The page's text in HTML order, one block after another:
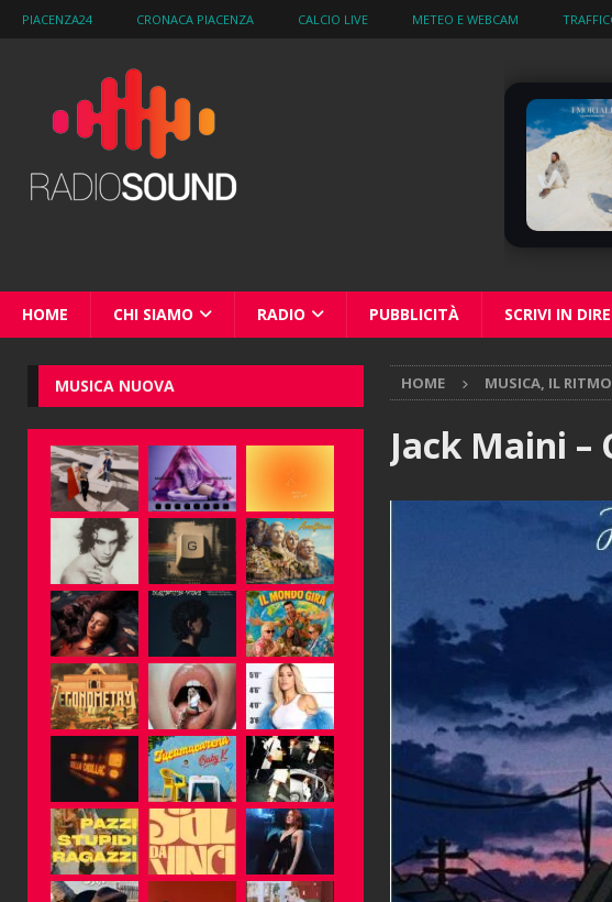
PIACENZA24 CRONACA PIACENZA CALCIO LIVE METEO E WEBCAM
HOME CHI SIAMO RADIO PUBBLICITÀ SCRIVI IN
HOME MUSICA, IL RITMO
Jack Maini –
MUSICA NUOVA